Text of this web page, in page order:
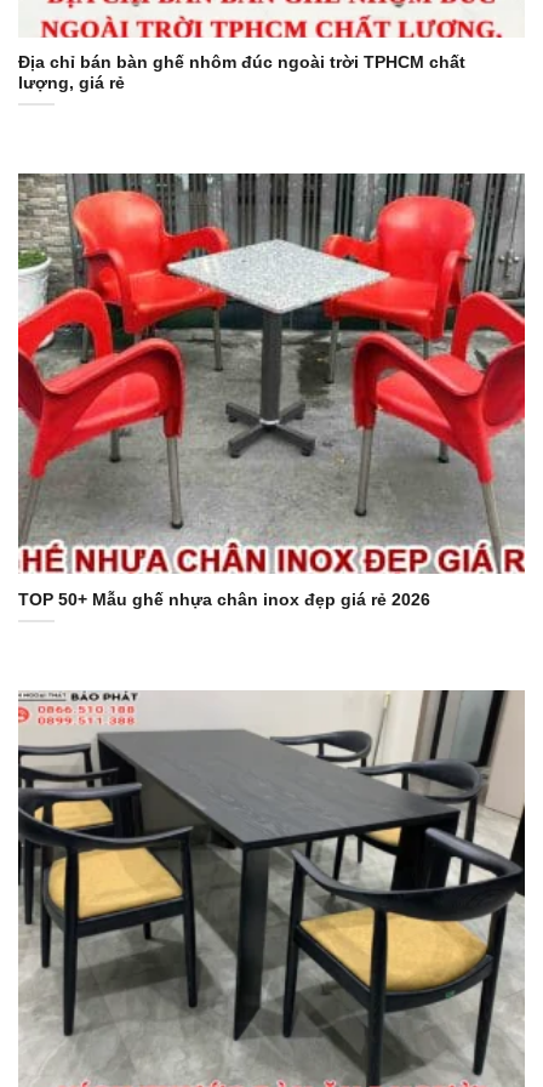
Địa chỉ bán bàn ghế nhôm đúc ngoài trời TPHCM chất
lượng, giá rẻ
TOP 50+ Mẫu ghế nhựa chân inox đẹp giá rẻ 2026